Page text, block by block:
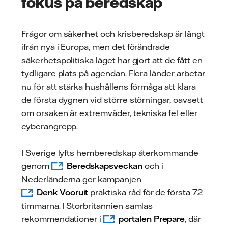
Frågor om säkerhet och krisberedskap är långt
ifrån nya i Europa, men det förändrade
säkerhetspolitiska läget har gjort att de fått en
tydligare plats på agendan. Flera länder arbetar
nu för att stärka hushållens förmåga att klara
de första dygnen vid större störningar, oavsett
om orsaken är extremväder, tekniska fel eller
cyberangrepp.
I Sverige lyfts hemberedskap återkommande
genom
Beredskapsveckanoch i
Nederländerna ger kampanjen
Denk Vooruit praktiska råd för de första 72
timmarna. I Storbritannien samlas
rekommendationer i
portalen Prepare, där